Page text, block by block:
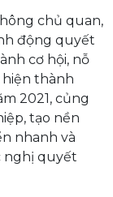
chủ quan,
động quyết
cơ hội, nỗ
hiện thành
2021, củng
tạo nền
nhanh và
nghị quyết